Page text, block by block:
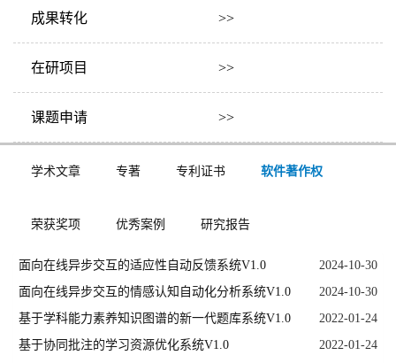
成果转化 >>
在研项目 >>
课题申请 >>
学术文章 专著 专利证书 软件著作权
荣获奖项 优秀案例 研究报告
2024-10-30
面向在线异步交互的适应性自动反馈系统V1.0
2024-10-30
面向在线异步交互的情感认知自动化分析系统V1.0
2022-01-24
基于学科能力素养知识图谱的新一代题库系统V1.0
2022-01-24
基于协同批注的学习资源优化系统V1.0